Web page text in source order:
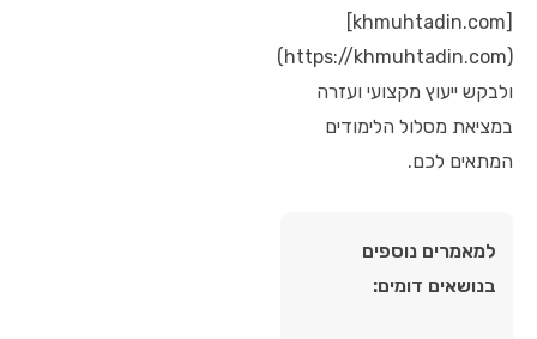
[khmuhtadin.com]
(https://khmuhtadin.com)
ולבקש ייעוץ מקצועי ועזרה
במציאת מסלול הלימודים
המתאים לכם.
למאמרים נוספים
בנושאים דומים: